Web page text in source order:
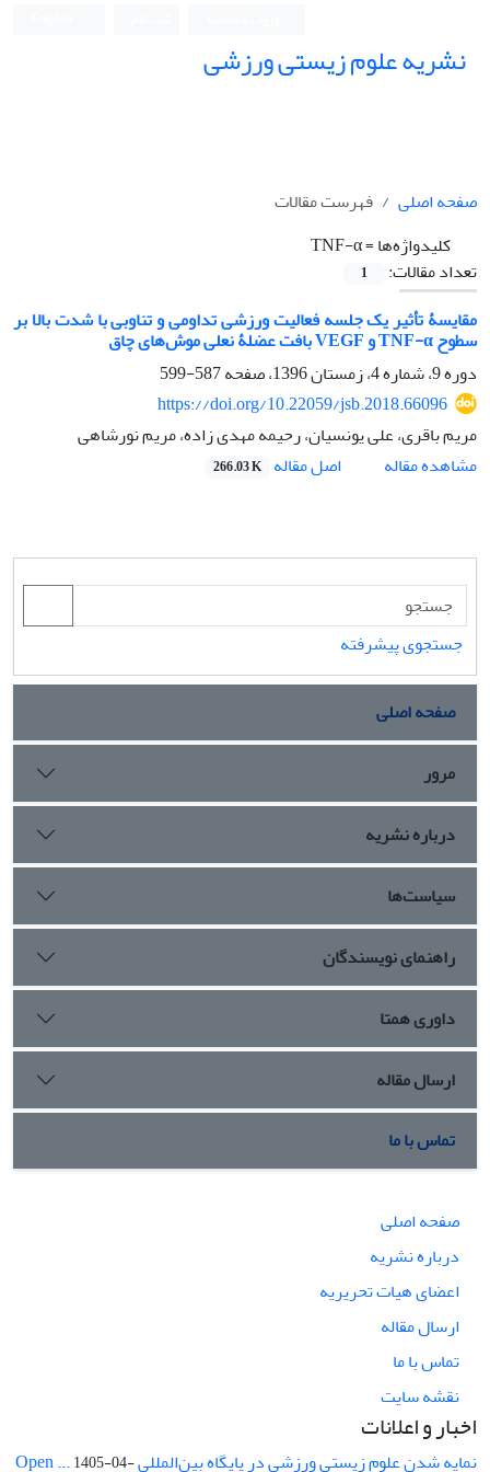
نشریه علوم زیستی ورزشی
صفحه اصلی
فهرست مقالات
کلیدواژه‌ها =TNF-α
تعداد مقالات:
1
مقایسۀ تأثیر یک جلسه فعالیت ورزشی تداومی و تناوبی با شدت بالا بر
سطوح TNF-α و VEGF بافت عضلۀ نعلی موش‌های چاق
دوره 9، شماره 4، زمستان 1396، صفحه
587-599
https://doi.org/10.22059/jsb.2018.66096
مریم باقری، علی یونسیان، رحیمه مهدی زاده، مریم نورشاهی
مشاهده مقاله
اصل مقاله 266.03 K
جستجوی پیشرفته
صفحه اصلی
مرور
درباره نشریه
سیاست‌ها
راهنمای نویسندگان
داوری همتا
ارسال مقاله
تماس با ما
صفحه اصلی
درباره نشریه
اعضای هیات تحریریه
ارسال مقاله
تماس با ما
نقشه سایت
اخبار و اعلانات
نمایه شدن علوم زیستی ورزشی در پایگاه بین‌المللی Open ...1405-04-